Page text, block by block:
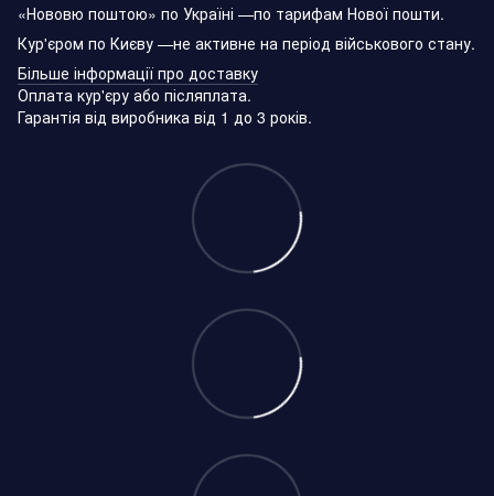
«Нововю поштою» по Україні —по тарифам Нової пошти.
Кур'єром по Києву —не активне на період військового стану.
Більше інформації про доставку
Оплата кур'єру або післяплата.
Гарантія від виробника від 1 до 3 років.